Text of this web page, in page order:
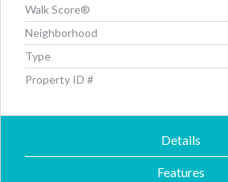
Walk Score®
Neighborhood
Type
Property ID #
Details
Features